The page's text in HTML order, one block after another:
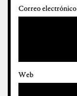
Correo electrónico
Web